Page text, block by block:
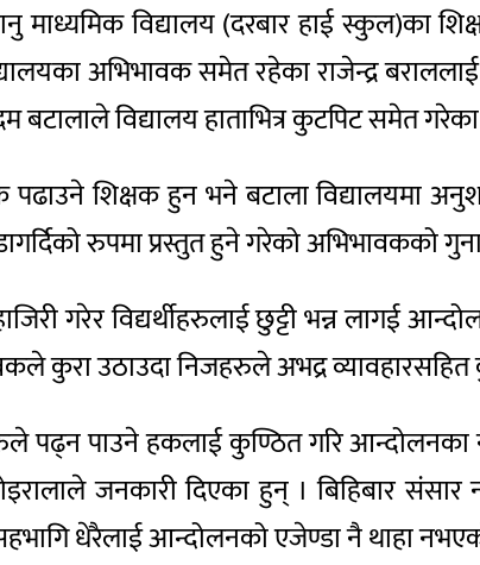
माध्यमिक विद्यालय (दरबार हाई स्कुल)का
अभिभावक समेत रहेका राजेन्द्र
बटालाले विद्यालय हाताभित्र कुटपिट समेत
पढाउने शिक्षक हुन भने बटाला विद्यालयमा
रुपमा प्रस्तुत हुने गरेको अभिभावकको
गरेर विद्यर्थीहरुलाई छुट्टी भन्न लागई
कुरा उठाउदा निजहरुले अभद्र व्यावहारसहित
पढ्न पाउने हकलाई कुण्ठित गरि आन्दोलनका
जनकारी दिएका हुन् । बिहिबार
धेरैलाई आन्दोलनको एजेण्डा नै थाहा